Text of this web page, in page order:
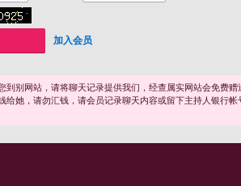
加入会员
到别网站，请将聊天记录提供我们，经查属实网站会免费赠
给她，请勿汇钱，请会员记录聊天内容或留下主持人银行